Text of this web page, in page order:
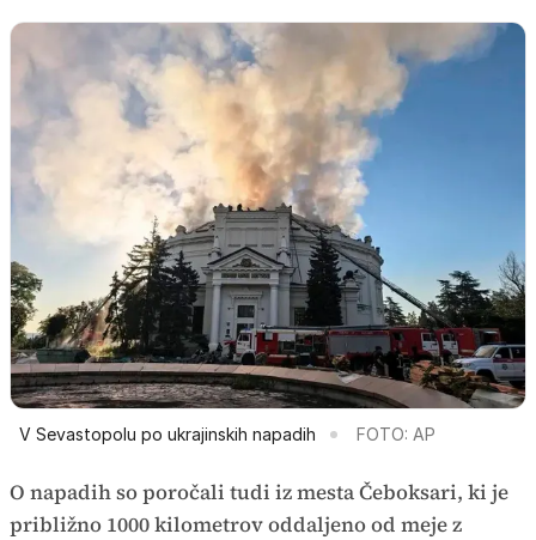
V Sevastopolu po ukrajinskih napadih FOTO: AP
O napadih so poročali tudi iz mesta Čeboksari, ki je
približno 1000 kilometrov oddaljeno od meje z